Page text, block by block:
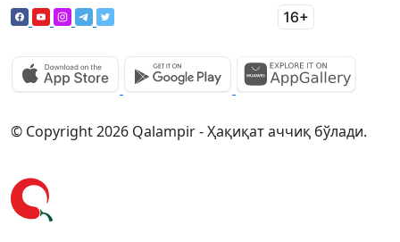
© Copyright 2026 Qalampir - Ҳақиқат аччиқ бўлади.